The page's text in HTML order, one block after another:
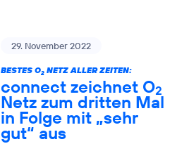
29. November 2022
BESTES O2NETZ ALLER ZEITEN:
connect zeichnet O2
Netz zum dritten Mal
in Folge mit „sehr
gut“ aus